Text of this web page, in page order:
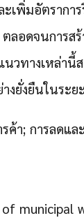
เพิ่มอัตราก
อดจนการส
ทางเหล่านี้
งยั่งยืนในระย
ค้า; การลดแล
municipal